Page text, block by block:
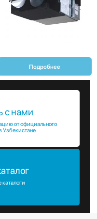
Подробнее
с нами
от официального
Узбекистане
каталоги